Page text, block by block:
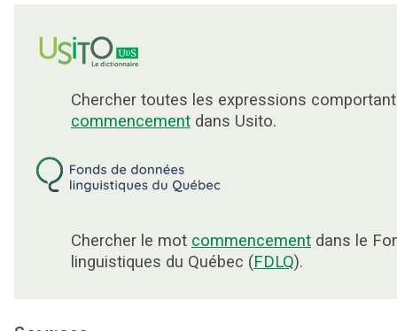
Chercher toutes les expressions
commencement dans Usito.
Chercher le mot commencement dans le
linguistiques du Québec (FDLQ).